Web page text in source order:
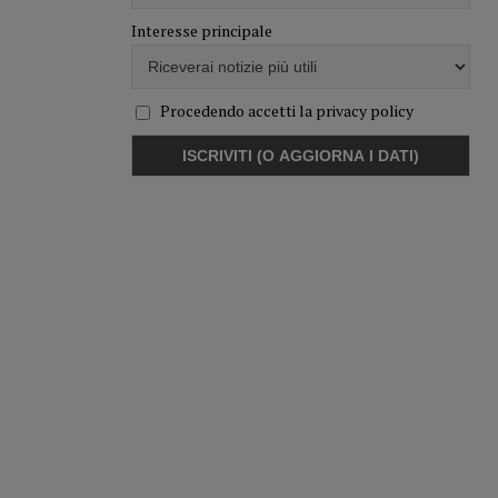
Interesse principale
Procedendo accetti la privacy policy